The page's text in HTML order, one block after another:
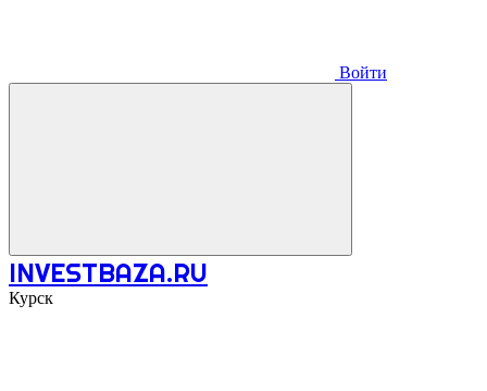
Войти
INVESTBAZA.RU
Курск